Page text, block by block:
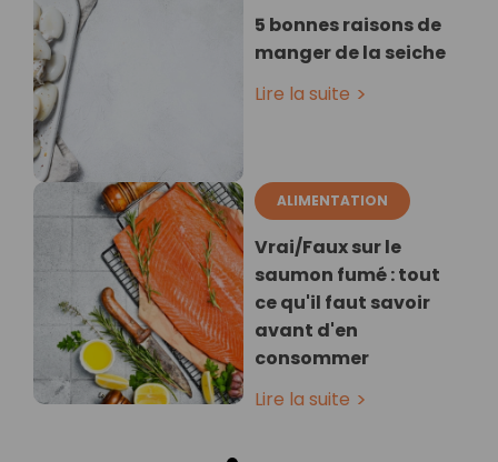
5 bonnes raisons de
manger de la seiche
Lire la suite
ALIMENTATION
Vrai/Faux sur le
saumon fumé : tout
ce qu'il faut savoir
avant d'en
consommer
Lire la suite